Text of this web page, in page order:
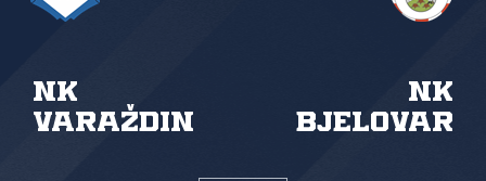
NK
Varaždin
NK
Bjelovar